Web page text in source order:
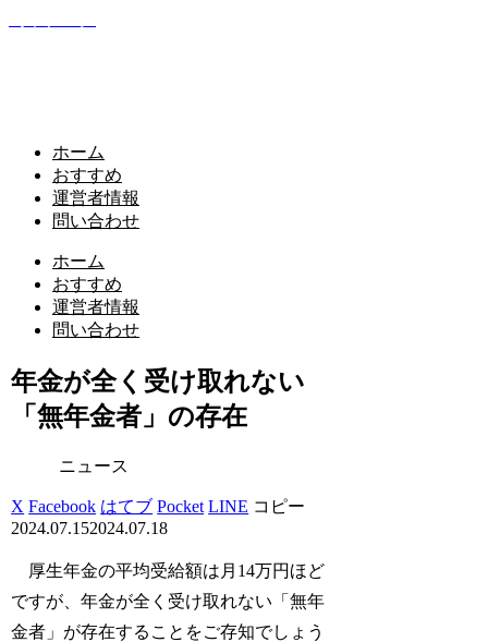
ホーム
おすすめ
運営者情報
問い合わせ
ホーム
おすすめ
運営者情報
問い合わせ
年金が全く受け取れない
「無年金者」の存在
ニュース
X Facebook はてブ Pocket LINE コピー
2024.07.152024.07.18
厚生年金の平均受給額は月14万円ほど
ですが、年金が全く受け取れない「無年
金者」が存在することをご存知でしょう